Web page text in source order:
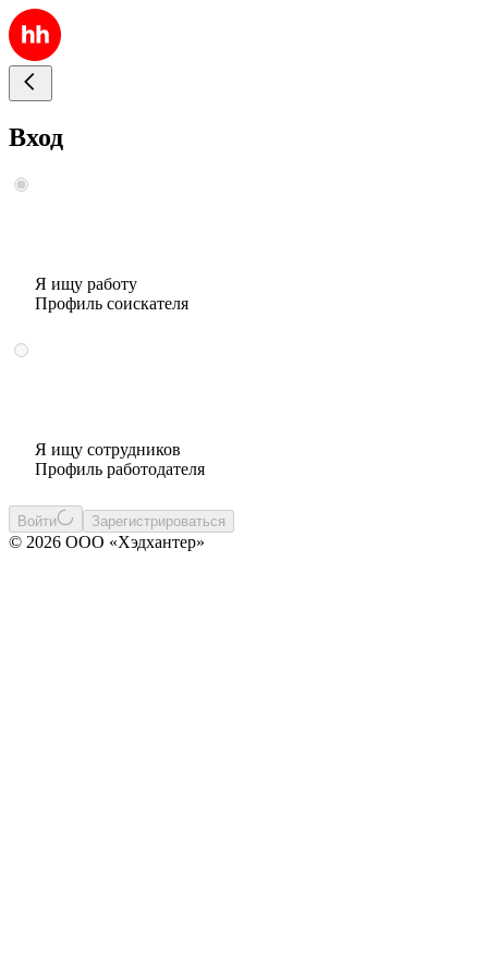
Вход
Я ищу работу
Профиль соискателя
Я ищу сотрудников
Профиль работодателя
Войти Зарегистрироваться
© 2026 ООО «Хэдхантер»